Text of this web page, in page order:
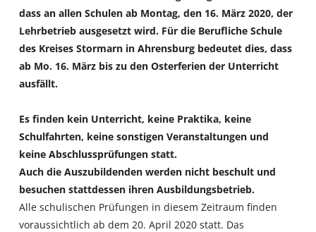
dass an allen Schulen ab Montag, den 16. März 2020, der
Lehrbetrieb ausgesetzt wird. Für die Berufliche Schule
des Kreises Stormarn in Ahrensburg bedeutet dies, dass
ab Mo. 16. März bis zu den Osterferien der Unterricht
ausfällt.
Es finden kein Unterricht, keine Praktika, keine
Schulfahrten, keine sonstigen Veranstaltungen und
keine Abschlussprüfungen statt.
Auch die Auszubildenden werden nicht beschult und
besuchen stattdessen ihren Ausbildungsbetrieb.
Alle schulischen Prüfungen in diesem Zeitraum finden
voraussichtlich ab dem 20. April 2020 statt. Das